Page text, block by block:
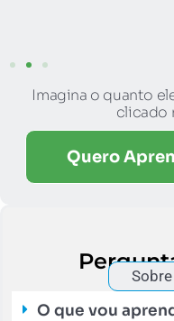
Imagina o quanto
clicado
Quero
O que vou